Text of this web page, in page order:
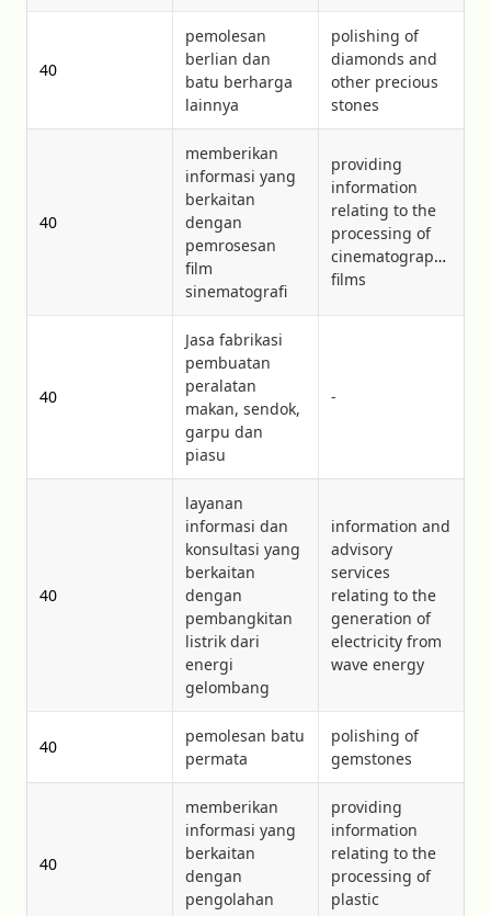
40
pemolesan
berlian dan
batu berharga
lainnya
polishing of
diamonds and
other precious
stones
40
memberikan
informasi yang
berkaitan
dengan
pemrosesan
film
sinematografi
providing
information
relating to the
processing of
cinematographic
films
40
Jasa fabrikasi
pembuatan
peralatan
makan, sendok,
garpu dan
piasu
-
40
layanan
informasi dan
konsultasi yang
berkaitan
dengan
pembangkitan
listrik dari
energi
gelombang
information and
advisory
services
relating to the
generation of
electricity from
wave energy
40
pemolesan batu
permata
polishing of
gemstones
40
memberikan
informasi yang
berkaitan
dengan
pengolahan
providing
information
relating to the
processing of
plastic